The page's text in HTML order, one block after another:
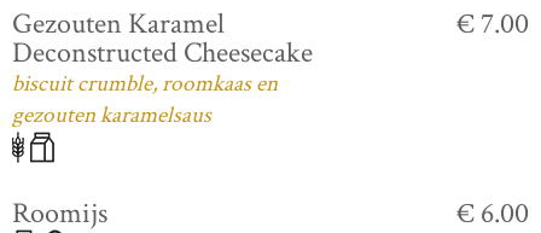
Gezouten Karamel
Deconstructed Cheesecake
biscuit crumble, roomkaas en
gezouten karamelsaus
€ 7.00
Roomijs € 6.00